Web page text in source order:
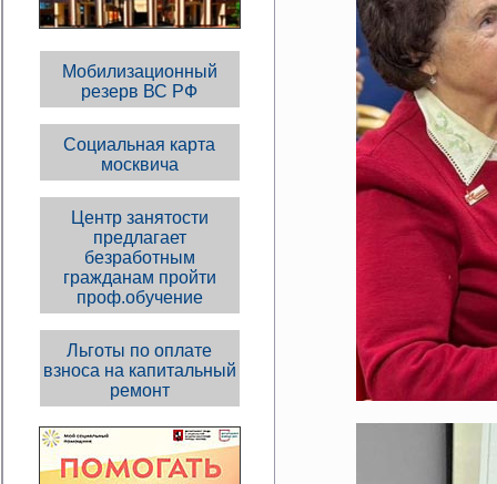
Мобилизационный
резерв ВС РФ
Социальная карта
москвича
Центр занятости
предлагает
безработным
гражданам пройти
проф.обучение
Льготы по оплате
взноса на капитальный
ремонт